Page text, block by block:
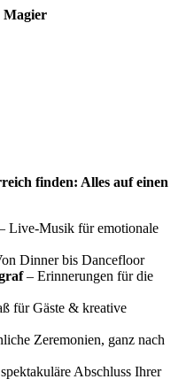
Magier
finden: Alles auf einen
Live-Musik für emotionale
Dinner bis Dancefloor
– Erinnerungen für die
für Gäste & kreative
Zeremonien, ganz nach
Abschluss Ihrer